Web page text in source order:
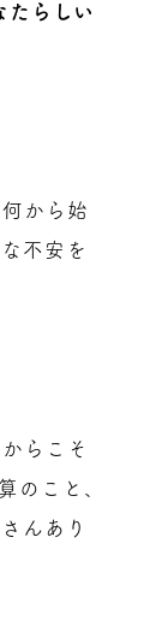
たらしい
から始
不安を
らこそ
のこと、
んあり